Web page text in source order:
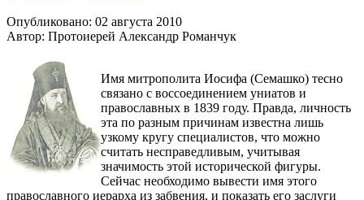
Опубликовано: 02 августа 2010
Автор: Протоиерей Александр Романчук
Имя митрополита Иосифа (Семашко) тесно
связано с воссоединением униатов и
православных в 1839 году. Правда, личность
эта по разным причинам известна лишь
узкому кругу специалистов, что можно
считать несправедливым, учитывая
значимость этой исторической фигуры.
Сейчас необходимо вывести имя этого
православного иерарха из забвения, и показать его заслуги